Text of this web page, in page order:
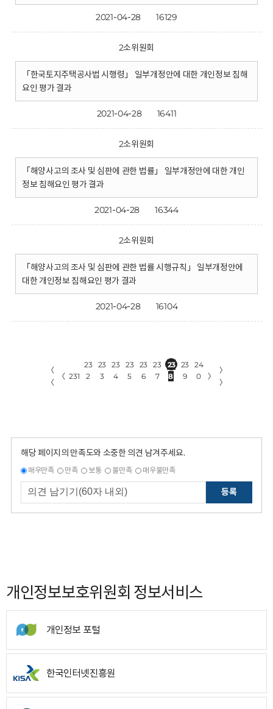
2021-04-28 16129
2소위원회
「한국토지주택공사법 시행령」 일부개정안에 대한 개인정보 침해
요인 평가 결과
2021-04-28 16411
2소위원회
「해양사고의 조사 및 심판에 관한 법률」 일부개정안에 대한 개인
정보 침해요인 평가 결과
2021-04-28 16344
2소위원회
「해양사고의 조사 및 심판에 관한 법률 시행규칙」 일부개정안에
대한 개인정보 침해요인 평가 결과
2021-04-28 16104
〈
〈
〈 231
23
2
23
3
23
4
23
5
23
6
23
7
23
8
23
9
24
0
〉
〉
〉
해당 페이지의 만족도와 소중한 의견 남겨주세요.
매우만족 만족 보통 불만족 매우불만족
등록
개인정보보호위원회 정보서비스
개인정보 포털
한국인터넷진흥원